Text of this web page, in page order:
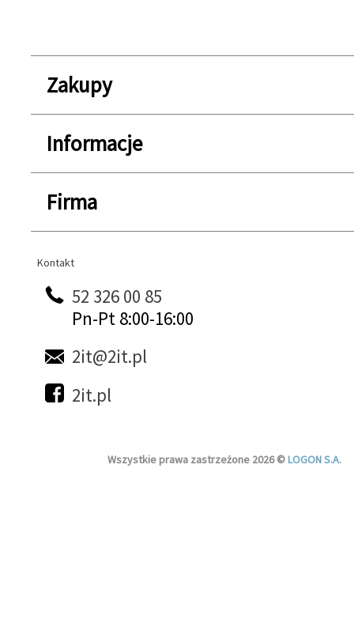
Zakupy
Informacje
Firma
Kontakt
Kontakt
52 326 00 85
Pn-Pt 8:00-16:00
2it@2it.pl
2it.pl
Wszystkie prawa zastrzeżone 2026 ©LOGON S.A.